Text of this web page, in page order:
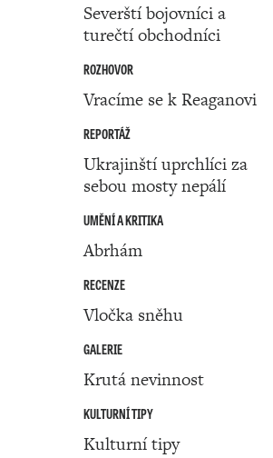
Severští bojovníci a
turečtí obchodníci
ROZHOVOR
Vracíme se k Reaganovi
REPORTÁŽ
Ukrajinští uprchlíci za
sebou mosty nepálí
UMĚNÍ A KRITIKA
Abrhám
RECENZE
Vločka sněhu
GALERIE
Krutá nevinnost
KULTURNÍ TIPY
Kulturní tipy